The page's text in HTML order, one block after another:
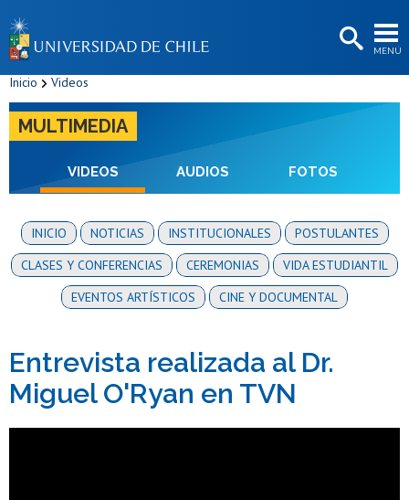
MENÚ
BIBLIOTECAS
Estudiantes
Funcionarias/os
Egresadas/os
Inicio Videos
MULTIMEDIA
VIDEOS AUDIOS FOTOS
INICIO NOTICIAS INSTITUCIONALES
POSTULANTES
CLASES Y CONFERENCIAS
CEREMONIAS
VIDA ESTUDIANTIL
EVENTOS ARTÍSTICOS
CINE Y DOCUMENTAL
Entrevista realizada al Dr.
Miguel O'Ryan en TVN